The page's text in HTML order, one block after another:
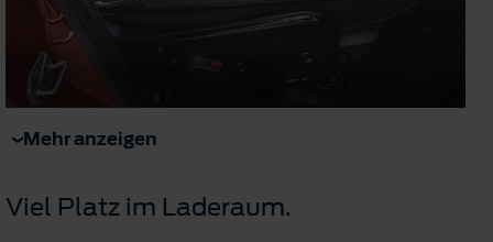
Mehr anzeigen
Viel Platz im Laderaum.